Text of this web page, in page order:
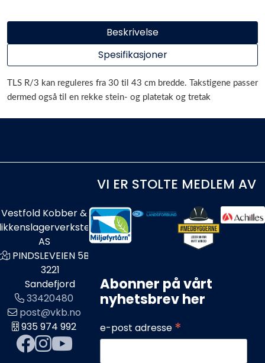
Beskrivelse
Spesifikasjoner
TLS R/3 kan reguleres fra 30 til 43 cm bredde. Takstigene passer
dermed også til en rekke stein- og platetak og tretak
VI ER STOLTE MEDLEM AV
Vestfold Kobber &
AS
PINDSLEVEIEN 5B
3221
Sandefjord
33420480
post@vkb.no
935 974 992
Abonner på vårt
nyhetsbrev her
e-post adresse *